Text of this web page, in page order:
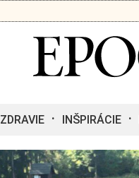
ZDRAVIE INŠPIRÁCIE